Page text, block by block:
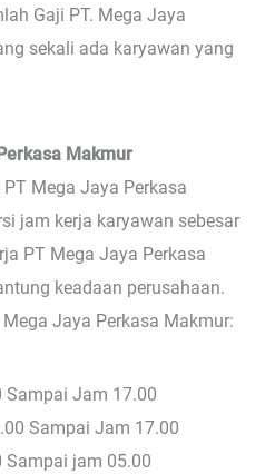
Gaji PT. Mega Jaya
sekali ada karyawan yang
Makmur
Mega Jaya Perkasa
jam kerja karyawan sebesar
PT Mega Jaya Perkasa
keadaan perusahaan.
Jaya Perkasa Makmur:
Sampai Jam 17.00
Sampai Jam 17.00
Sampai jam 05.00